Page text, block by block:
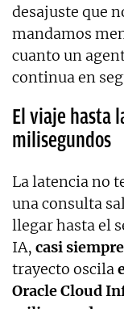
desajuste que
mandamos
cuanto un
continua en
El viaje hasta
milisegundos
La latencia no
una consulta
llegar hasta el
IA, casi
trayecto oscila
Oracle Cloud